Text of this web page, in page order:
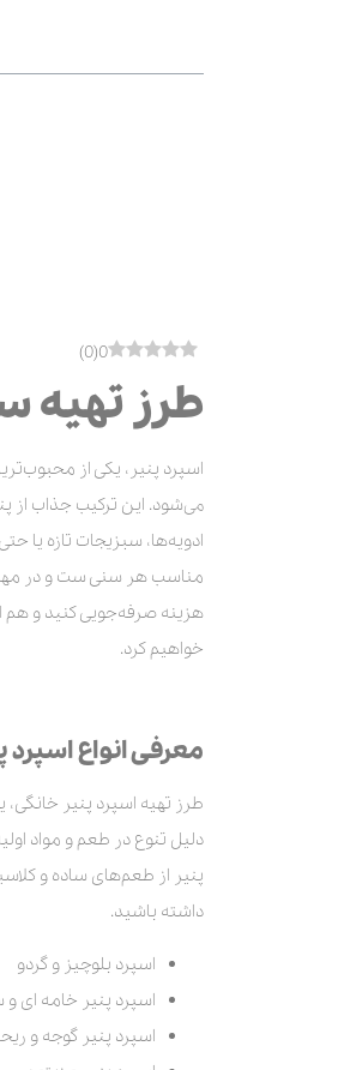
طرز تهیه
اسپرد پنیر و زیتون
اسپرد پنیر و میگو
طرز تهیه
دستور اسپرد
طرز تهیه اسپرد
طرز تهیه اسپرد
طرز تهیه
دستور اسپرد
طرز تهیه
0
(
0
)
طرز تهیه
اسپرد پنیر، یکی از
می‌شود. این ترکیب جذاب از
ادویه‌ها، سبزیجات تازه یا
مناسب هر سنی ست و در
هزینه صرفه‌جویی کنید و هم
خواهیم کرد.
معرفی انواع اسپرد
طرز تهیه اسپرد پنیر
دلیل تنوع در طعم و مواد
پنیر از طعم‌های ساده و
داشته باشید.
اسپرد بلوچیز و گردو
اسپرد پنیر خامه ای
اسپرد پنیر گوجه و